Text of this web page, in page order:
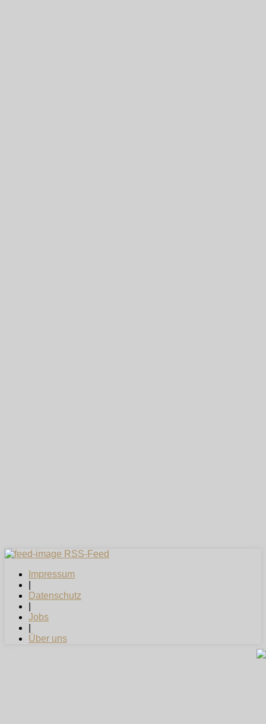
RSS-Feed
Impressum
Datenschutz
Jobs
Über uns